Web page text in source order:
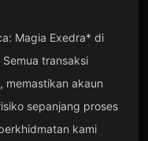
Magia Exedra* di
transaksi
memastikan akaun
sepanjang proses
kami